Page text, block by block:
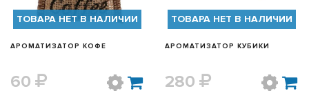
ТОВАРА НЕТ В НАЛИЧИИ
АРОМАТИЗАТОР КОФЕ
60
ТОВАРА НЕТ В НАЛИЧИИ
АРОМАТИЗАТОР КУБИКИ
280